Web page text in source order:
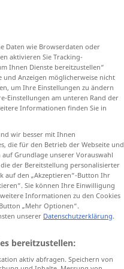
Daten wie Browserdaten oder
aktivieren Sie Tracking-
Ihnen Dienste bereitzustellen“
und Anzeigen möglicherweise nicht
um Ihre Einstellungen zu ändern
Einstellungen am unteren Rand der
Informationen finden Sie in
wir besser mit Ihnen
die für den Betrieb der Webseite und
Grundlage unserer Vorauswahl
der Bereitstellung personalisierter
auf den „Akzeptieren“-Button Ihr
Sie können Ihre Einwilligung
Informationen zu den Cookies
„Mehr Optionen“.
unserer Datenschutzerklärung.
bereitzustellen:
aktiv abfragen. Speichern von